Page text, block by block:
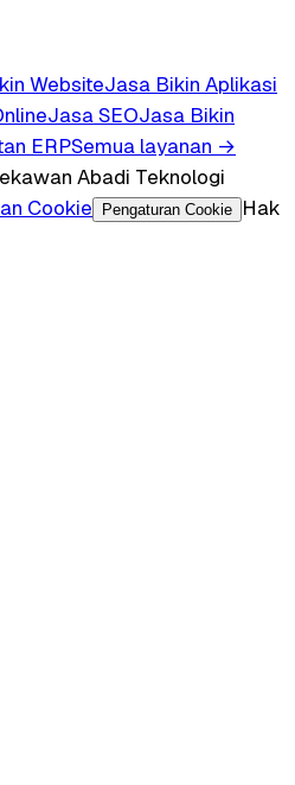
WebsiteJasa Bikin Aplikasi
Jasa SEOJasa Bikin
ERPSemua layanan →
Abadi Teknologi
Cookie Pengaturan Cookie
Hak